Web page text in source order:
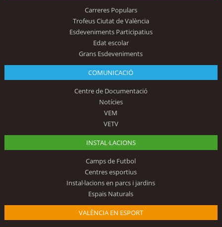
Carreres Populars
Trofeus Ciutat de València
Esdeveniments Participatius
Edat escolar
Grans Esdeveniments
COMUNICACIÓ
Centre de Documentació
Notícies
VEM
VETV
INSTAL·LACIONS
Camps de Futbol
Centres esportius
Instal·lacions en parcs i jardins
Espais Naturals
VALÈNCIA EN ESPORT